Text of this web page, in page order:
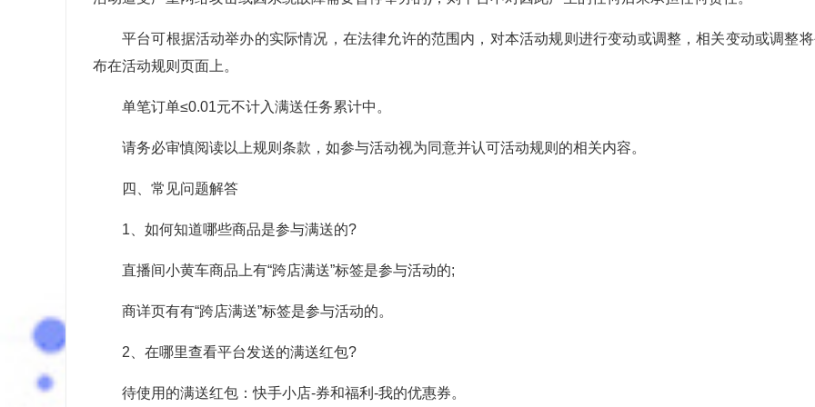
平台可根据活动举办的实际情况，在法律允许的范围内，对本活动规则进行变动或调整，相关变动或调整
布在活动规则页面上。
单笔订单≤0.01元不计入满送任务累计中。
请务必审慎阅读以上规则条款，如参与活动视为同意并认可活动规则的相关内容。
四、常见问题解答
1、如何知道哪些商品是参与满送的?
直播间小黄车商品上有“跨店满送”标签是参与活动的;
商详页有有“跨店满送”标签是参与活动的。
2、在哪里查看平台发送的满送红包?
待使用的满送红包：快手小店-券和福利-我的优惠券。